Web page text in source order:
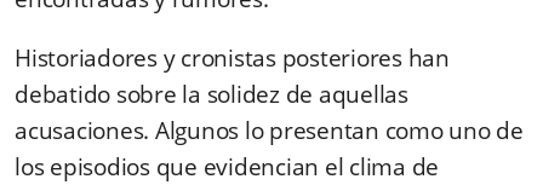
Historiadores y cronistas posteriores han
debatido sobre la solidez de aquellas
acusaciones. Algunos lo presentan como uno de
los episodios que evidencian el clima de